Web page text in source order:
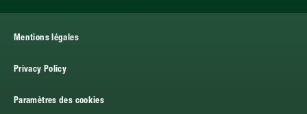
Mentions légales
Privacy Policy
Paramètres des cookies